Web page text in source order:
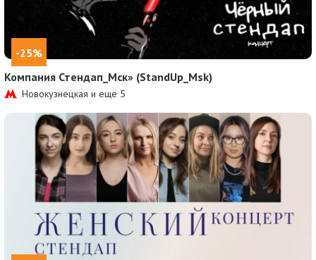
-25%
Компания Стендап_Мск» (StandUp_Msk)
Новокузнецкая и еще 5